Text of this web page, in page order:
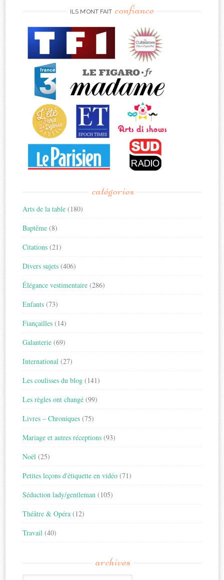
ILS M’ONT FAIT confiance
catégories
Arts de la table (180)
Baptême (8)
Citations (21)
Divers sujets (406)
Élégance vestimentaire (286)
Enfants (73)
Fiançailles (14)
Galanterie (69)
International (27)
Les coulisses du blog (141)
Les règles ont changé (99)
Livres – Chroniques (75)
Mariage et autres réceptions (93)
Noël (25)
Petites leçons d'étiquette en vidéo (71)
Séduction lady/gentleman (105)
Théâtre & Opéra (12)
Travail (40)
archives